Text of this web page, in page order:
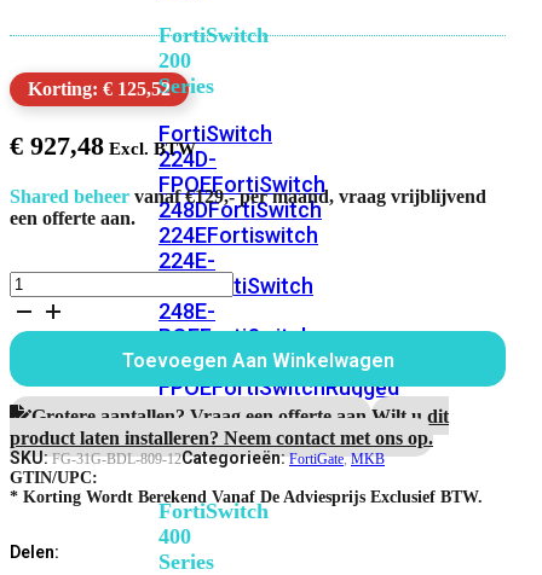
FortiSwitch
200
Series
FortiSwitch
224D-
FPOEFortiSwitch
248DFortiSwitch
224EFortiswitch
224E-
FortiSwitch
248E-
POEFortiSwitch
248E-
FPOEFortiSwitchRugged
216F-
POE
FortiSwitch
400
Series
Korting: € 125,52
€ 927,48
Shared beheer vanaf €129,- per maand, vraag vrijblijvend
een offerte aan.
FortiGate
31G
Bundel
12
Maanden
Enterprise
Protection
aantal
Toevoegen Aan Winkelwagen
Grotere aantallen? Vraag een offerte aan.Wilt u dit
product laten installeren? Neem contact met ons op.
SKU:FG-31G-BDL-809-12Categorieën:FortiGate,MKB
GTIN/UPC:
* Korting Wordt Berekend Vanaf De Adviesprijs Exclusief BTW.
Delen: